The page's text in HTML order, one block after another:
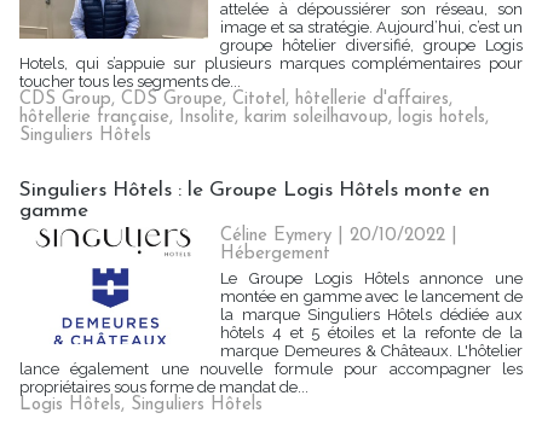
attelée à dépoussiérer son réseau, son
image et sa stratégie. Aujourd’hui, c’est un
groupe hôtelier diversifié, groupe Logis
Hotels, qui s’appuie sur plusieurs marques complémentaires pour
toucher tous les segments de...
CDS Group, CDS Groupe, Citotel, hôtellerie d'affaires,
hôtellerie française, Insolite, karim soleilhavoup, logis hotels,
Singuliers Hôtels
Singuliers Hôtels : le Groupe Logis Hôtels monte en
gamme
Céline Eymery | 20/10/2022
Hébergement
Le Groupe Logis Hôtels annonce une
montée en gamme avec le lancement de
la marque Singuliers Hôtels dédiée aux
hôtels 4 et 5 étoiles et la refonte de la
marque Demeures & Châteaux. L'hôtelier
lance également une nouvelle formule pour accompagner les
propriétaires sous forme de mandat de...
Logis Hôtels, Singuliers Hôtels